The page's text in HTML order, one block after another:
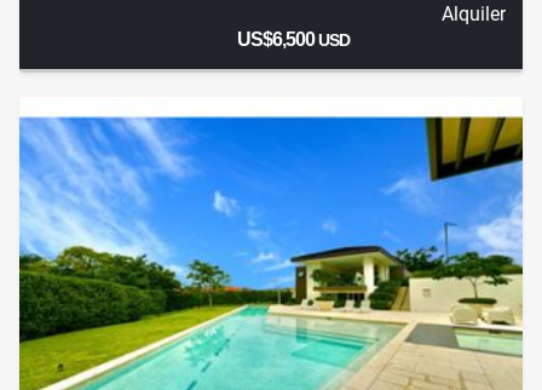
Alquiler
US$6,500USD